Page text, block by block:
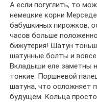
А если погуглить, то
немецкие корни
бабушкиных пирожков,
часов больше
бижутерия! Шатун
шатунные болты и
Вкладыши еле заметны
тонкие. Поршневой
шатуна, что осложняет
будущем. Кольца